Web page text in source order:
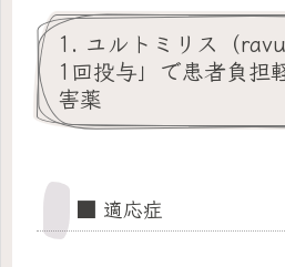
1. ユルトミリス（
1回投与」で患者負担
害薬
■ 適応症